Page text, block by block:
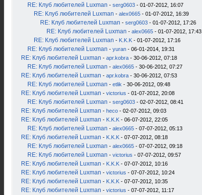
RE: Клуб любителей Luxman - serg0603 - 01-07-2012, 16:07
RE: Клуб любителей Luxman - alex0665 - 01-07-2012, 16:39
RE: Клуб любителей Luxman - serg0603 - 01-07-2012, 17:26
RE: Клуб любителей Luxman - alex0665 - 01-07-2012, 17:43
RE: Клуб любителей Luxman - K.K.K - 01-07-2012, 17:16
RE: Клуб любителей Luxman - yuran - 06-01-2014, 19:31
RE: Клуб любителей Luxman - apr.kobra - 30-06-2012, 07:18
RE: Клуб любителей Luxman - alex0665 - 30-06-2012, 07:27
RE: Клуб любителей Luxman - apr.kobra - 30-06-2012, 07:53
RE: Клуб любителей Luxman - etlik - 30-06-2012, 09:48
RE: Клуб любителей Luxman - victorius - 01-07-2012, 20:08
RE: Клуб любителей Luxman - serg0603 - 02-07-2012, 08:41
RE: Клуб любителей Luxman - heco - 02-07-2012, 09:03
RE: Клуб любителей Luxman - K.K.K - 06-07-2012, 22:05
RE: Клуб любителей Luxman - alex0665 - 07-07-2012, 05:13
RE: Клуб любителей Luxman - K.K.K - 07-07-2012, 08:18
RE: Клуб любителей Luxman - alex0665 - 07-07-2012, 09:18
RE: Клуб любителей Luxman - victorius - 07-07-2012, 09:57
RE: Клуб любителей Luxman - K.K.K - 07-07-2012, 10:16
RE: Клуб любителей Luxman - victorius - 07-07-2012, 10:24
RE: Клуб любителей Luxman - K.K.K - 07-07-2012, 10:35
RE: Клуб любителей Luxman - victorius - 07-07-2012, 11:17